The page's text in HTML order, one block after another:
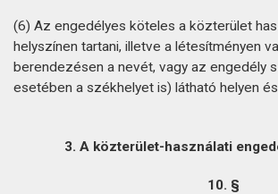
(6) Az engedélyes köteles a közterület
helyszínen tartani, illetve a létesítményen
berendezésen a nevét, vagy az engedély
esetében a székhelyet is) látható helyen
3. A közterület-használati
10. §